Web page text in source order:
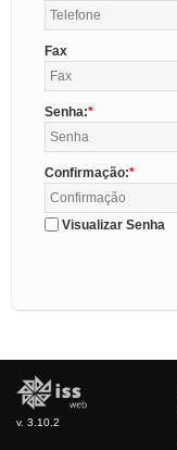
Fax
Senha:
Confirmação:
Visualizar Senha
v. 3.10.2